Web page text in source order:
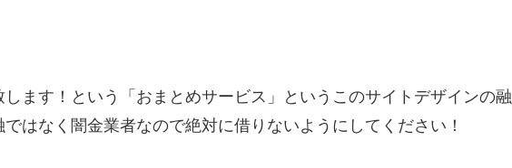
ます！ という「 おまとめサービス 」というこのサイトデザインの融
はなく闇金業者なので絶対に借りないようにしてください！